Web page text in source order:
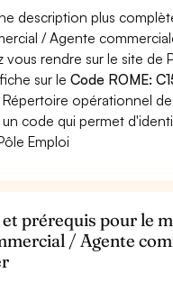
description plus
/ Agente
vous rendre sur le site de
sur leCode ROME:
Répertoire opérationnel
code qui permet
Emploi
prérequis pour le
/ Agente